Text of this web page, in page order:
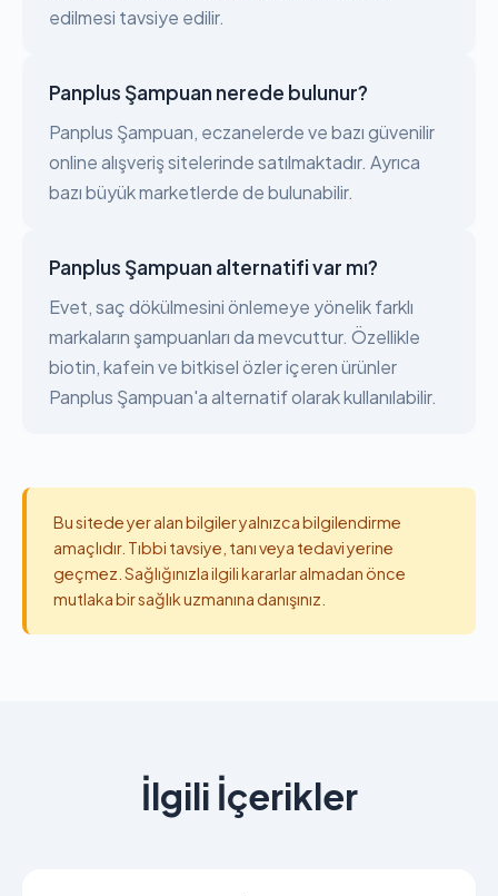
edilmesi tavsiye edilir.
Panplus Şampuan nerede bulunur?
Panplus Şampuan, eczanelerde ve bazı güvenilir
online alışveriş sitelerinde satılmaktadır. Ayrıca
bazı büyük marketlerde de bulunabilir.
Panplus Şampuan alternatifi var mı?
Evet, saç dökülmesini önlemeye yönelik farklı
markaların şampuanları da mevcuttur. Özellikle
biotin, kafein ve bitkisel özler içeren ürünler
Panplus Şampuan'a alternatif olarak kullanılabilir.
Bu sitede yer alan bilgiler yalnızca bilgilendirme
amaçlıdır. Tıbbi tavsiye, tanı veya tedavi yerine
geçmez. Sağlığınızla ilgili kararlar almadan önce
mutlaka bir sağlık uzmanına danışınız.
İlgili İçerikler